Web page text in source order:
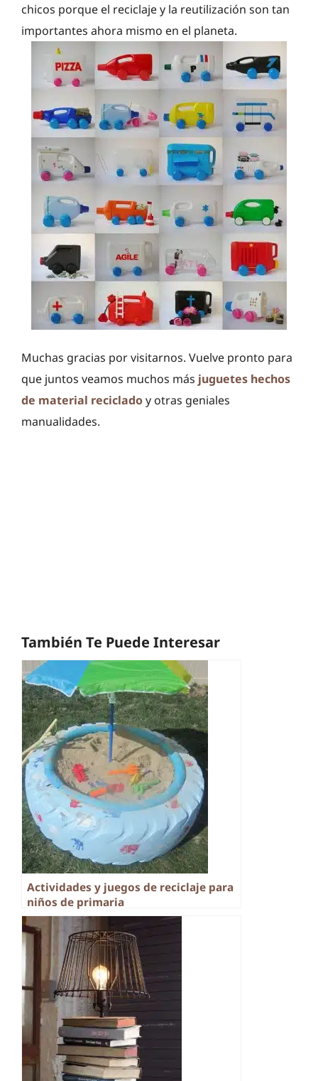
chicos porque el reciclaje y la reutilización son tan
importantes ahora mismo en el planeta.
Muchas gracias por visitarnos. Vuelve pronto para
que juntos veamos muchos más juguetes hechos
de material recicladoy otras geniales
manualidades.
También Te Puede Interesar
Actividades y juegos de reciclaje para
niños de primaria